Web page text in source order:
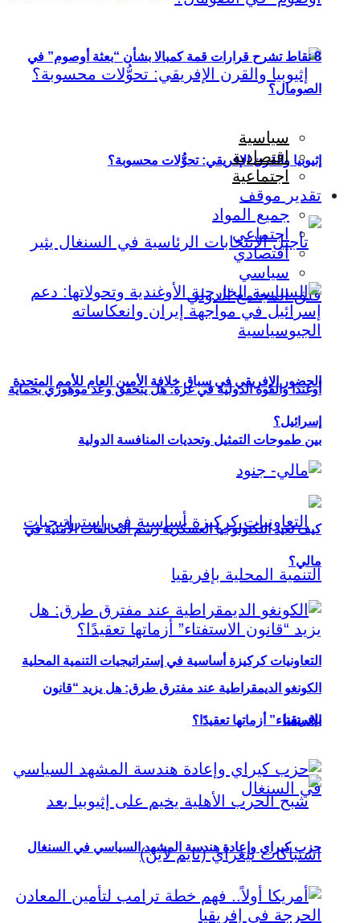
إثيوبيا والقرن الإفريقي: تحوُّلات محسوبة؟
الحضور الإفريقي في سباق خلافة الأمين العام للأمم المتحدة
بين طموحات التمثيل وتحديات المنافسة الدولية
التعاونيات كركيزة أساسية في إستراتيجيات التنمية المحلية
بإفريقيا
8 نقاط تشرح قرارات قمة كمبالا بشأن “بعثة أوصوم” في
الصومال؟
سياسية
اقتصادية
اجتماعية
تقدير موقف
جميع المواد
اجتماعي
اقتصادي
سياسي
أوغندا والقوة الدولية في غزة: هل يتحقق وعد موهوزي بحماية
إسرائيل؟
كيف تعيد التكنولوجيا العسكرية رسم التحالفات الأمنية في
مالي؟
الكونغو الديمقراطية عند مفترق طرق: هل يزيد “قانون
الاستفتاء” أزماتها تعقيدًا؟
حزب كيراي وإعادة هندسة المشهد السياسي في السنغال